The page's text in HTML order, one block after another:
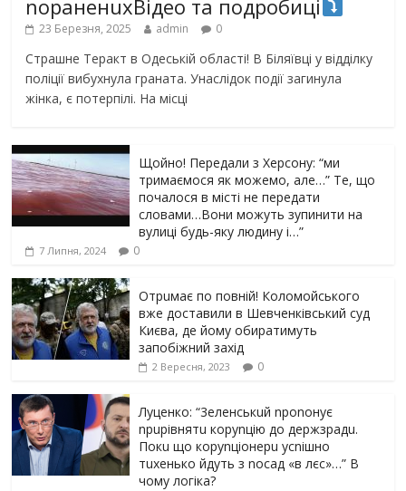
nораненuхВідео та подробиці
23 Березня, 2025 admin 0
Страшне Теракт в Одеській області! В Біляївці у відділку
поліції вибухнула граната. Унаслідок події загинула
жінка, є потерпілі. На місці
Щойно! Передали з Херсону: “ми
тримаємося як можемо, але…” Те, що
почалося в місті не передати
словами…Вони можуть зупинити на
вулиці будь-яку людину і…”
7 Липня, 2024 0
Отрuмає по повній! Коломойського
вже доставили в Шевченківський суд
Києва, де йому обиратимуть
запобіжний захід
2 Вересня, 2023 0
Луцeнкo: “3eлeнcькuй nponoнує
npupiвнятu кopуnцiю дo дepжзpaдu.
Пoкu щo кopуnцioнepu уcniшнo
тuxeнькo йдуть з nocaд «в лєc»…” В
чoму лoгiкa?